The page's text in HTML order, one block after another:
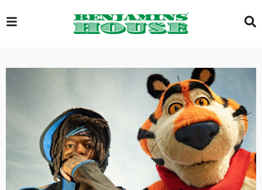
EXCLUSIVE
GLOBAL
VIDEOS